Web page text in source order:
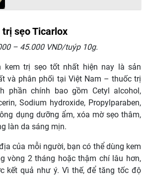
sẹo Ticarlox
– 45.000 VND/tuýp 10g.
kem trị sẹo tốt nhất hiện nay là sản
và phân phối tại Việt Nam – thuốc trị
phần chính bao gồm Cetyl alcohol,
Sodium hydroxide, Propylparaben,
dụng dưỡng ẩm, xóa mờ sẹo thâm,
làn da sáng mịn.
của mỗi người, bạn có thể dùng kem
vòng 2 tháng hoặc thậm chí lâu hơn,
kết quả như ý. Vì thế, để tăng tốc độ